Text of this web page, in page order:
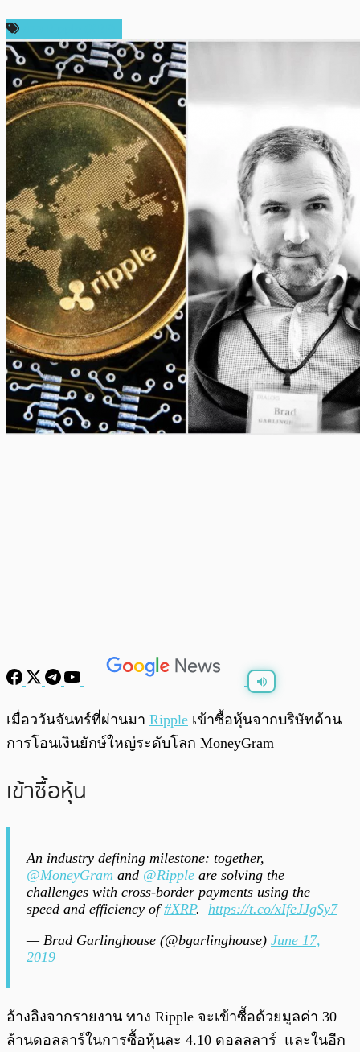
พร้อมเล่น 0:00/ 0:00
เมื่อววันจันทร์ที่ผ่านมา Ripple เข้าซื้อหุ้นจากบริษัทด้าน
การโอนเงินยักษ์ใหญ่ระดับโลก MoneyGram
เข้าซื้อหุ้น
An industry defining milestone: together,
@MoneyGram and @Ripple are solving the
challenges with cross-border payments using the
speed and efficiency of#XRP. https://t.co/xIfeJJgSy7
— Brad Garlinghouse (@bgarlinghouse) June 17,
2019
อ้างอิงจากรายงาน ทาง Ripple จะเข้าซื้อด้วยมูลค่า 30
ล้านดอลลาร์ในการซื้อหุ้นละ 4.10 ดอลลลาร์ และในอีก